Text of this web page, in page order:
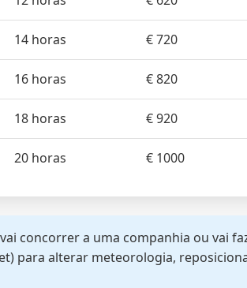
14 horas € 720
16 horas € 820
18 horas € 920
20 horas € 1000
concorrer a uma companhia ou vai
para alterar meteorologia,